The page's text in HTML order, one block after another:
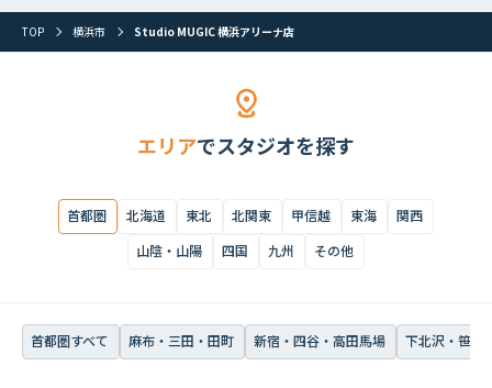
TOP 横浜市 Studio MUGIC 横浜アリーナ店
エリアでスタジオを探す
首都圏 北海道 東北 北関東 甲信越 東海
関西
山陰・山陽
四国 九州 その他
首都圏すべて 麻布・三田・田町 新宿・四谷・高田馬場 下北沢・笹塚